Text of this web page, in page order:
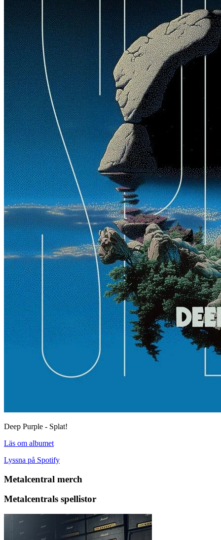
Deep Purple - Splat!
Läs om albumet
Lyssna på Spotify
Metalcentral merch
Metalcentrals spellistor